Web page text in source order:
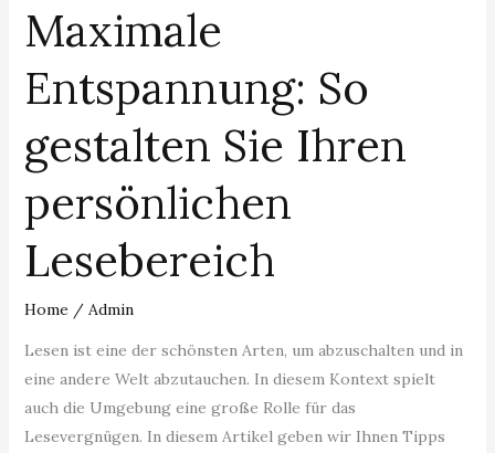
Maximale
Entspannung: So
gestalten Sie Ihren
persönlichen
Lesebereich
Home/ Admin
Lesen ist eine der schönsten Arten, um abzuschalten und in
eine andere Welt abzutauchen. In diesem Kontext spielt
auch die Umgebung eine große Rolle für das
Lesevergnügen. In diesem Artikel geben wir Ihnen Tipps